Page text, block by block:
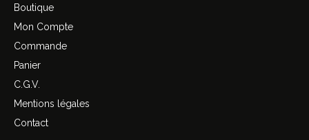
Boutique
Mon Compte
Commande
Panier
C.G.V.
Mentions légales
Contact